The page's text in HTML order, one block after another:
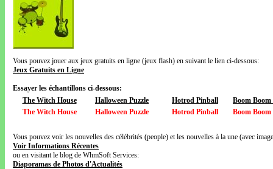
Vous pouvez jouer aux jeux gratuits en ligne (jeux flash) en suivant le lien ci-dessous:
Jeux Gratuits en Ligne
Essayer les échantillons ci-dessous:
The Witch House
Halloween Puzzle Hotrod Pinball
Boom
The Witch House
Halloween Puzzle Hotrod Pinball Boom
Vous pouvez voir les nouvelles des célébrités (people) et les nouvelles à la une (avec
Voir Informations Récentes
ou en visitant le blog de WhmSoft Services:
Diaporamas de Photos d'Actualités